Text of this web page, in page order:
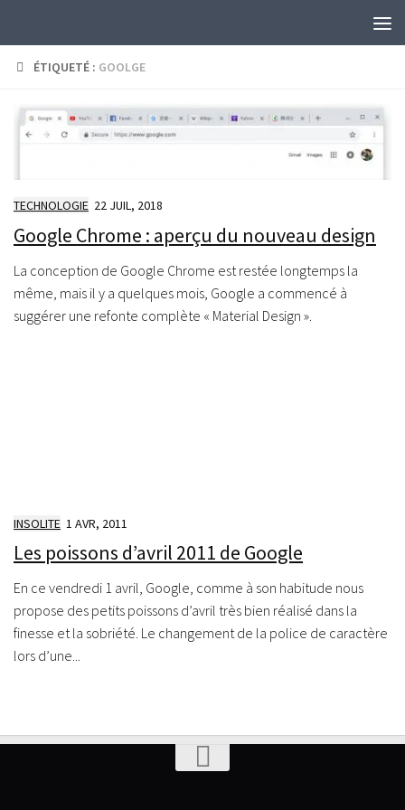
ÉTIQUETÉ : GOOLGE
TECHNOLOGIE 22 JUIL, 2018
Google Chrome : aperçu du nouveau design
La conception de Google Chrome est restée longtemps la
même, mais il y a quelques mois, Google a commencé à
suggérer une refonte complète « Material Design ».
INSOLITE 1 AVR, 2011
Les poissons d’avril 2011 de Google
En ce vendredi 1 avril, Google, comme à son habitude nous
propose des petits poissons d’avril très bien réalisé dans la
finesse et la sobriété. Le changement de la police de caractère
lors d’une...